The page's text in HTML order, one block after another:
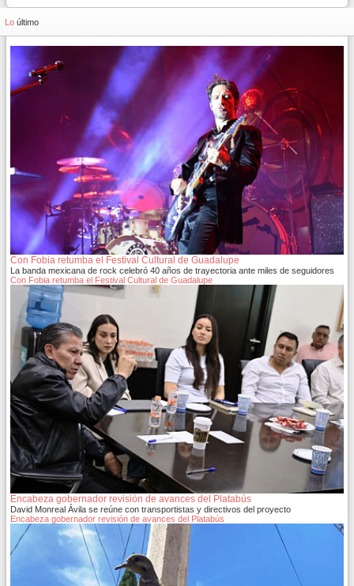
Lo último
Con Fobia retumba el Festival Cultural de Guadalupe
La banda mexicana de rock celebró 40 años de trayectoria ante miles de seguidores
Con Fobia retumba el Festival Cultural de Guadalupe
Encabeza gobernador revisión de avances del Platabús
David Monreal Ávila se reúne con transportistas y directivos del proyecto
Encabeza gobernador revisión de avances del Platabús